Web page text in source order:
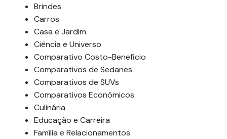
Brindes
Carros
Casa e Jardim
Ciência e Universo
Comparativo Costo-Beneficio
Comparativos de Sedanes
Comparativos de SUVs
Comparativos Econômicos
Culinária
Educação e Carreira
Família e Relacionamentos